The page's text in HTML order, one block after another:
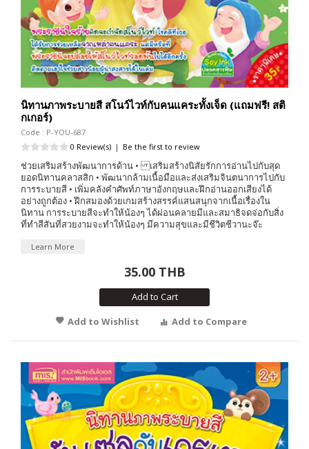
นิทานภาพระบายสี สโนว์ไวท์กับคนแคระทั้งเจ็ด (แถมฟรี! สติ
กเกอร์)
Code : P-YOU-687
0 Review(s) | Be the first to review
ช่วยเสริมสร้างพัฒนาการด้าน • เสริมสร้างนิสัยรักการอ่านไปกับสุด
ยอดนิทานคลาสสิก • พัฒนากล้ามเนื้อมือและส่งเสริมจินตนาการไปกับ
การระบายสี • เพิ่มคลังคำศัพท์ภาษาอังกฤษและฝึกอ่านออกเสียงได้
อย่างถูกต้อง • ฝึกสมองด้วยเกมสร้างสรรค์แสนสนุกจากเนื้อเรื่องใน
นิทาน การระบายสีจะทำให้น้องๆ ได้ผ่อนคลายมีและสมาธิจดจ่อกับสิ่ง
ที่ทำสีสันที่สวยงามจะทำให้น้องๆ มีความสุขและมีชีวิตชีวานะจ๊ะ
Learn More
35.00 THB
Add to Cart
Add to Wishlist
Add to Compare